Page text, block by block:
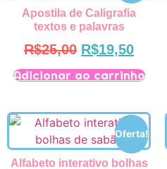
Apostila de Caligrafia
textos e palavras
R$25,00 R$19,50
Adicionar ao carrinho
Oferta!
Alfabeto interativo bolhas